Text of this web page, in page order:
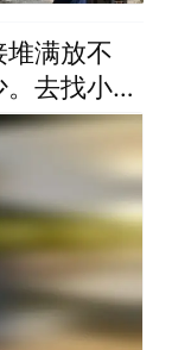
满放不
去找小伙
产品多，以